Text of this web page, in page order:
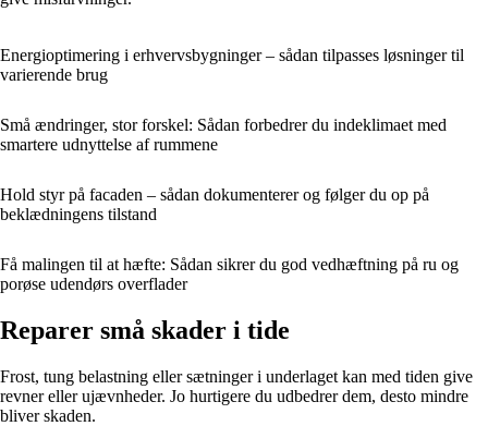
Energioptimering i erhvervsbygninger – sådan tilpasses løsninger til
varierende brug
Små ændringer, stor forskel: Sådan forbedrer du indeklimaet med
smartere udnyttelse af rummene
Hold styr på facaden – sådan dokumenterer og følger du op på
beklædningens tilstand
Få malingen til at hæfte: Sådan sikrer du god vedhæftning på ru og
porøse udendørs overflader
Reparer små skader i tide
Frost, tung belastning eller sætninger i underlaget kan med tiden give
revner eller ujævnheder. Jo hurtigere du udbedrer dem, desto mindre
bliver skaden.